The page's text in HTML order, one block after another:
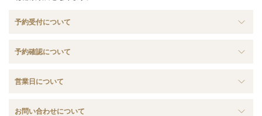
予約受付について
予約確認について
営業日について
お問い合わせについて